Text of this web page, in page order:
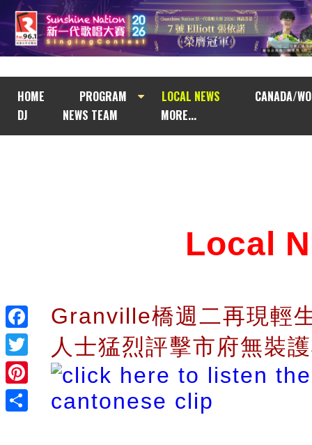
HOME PROGRAM LOCAL NEWS
CANADA/
DJ
NEWS TEAM MORE...
Facebook
Twitter
Pinterest
Local
Granville橋週二再現輕
人士猛烈評擊市府無裝